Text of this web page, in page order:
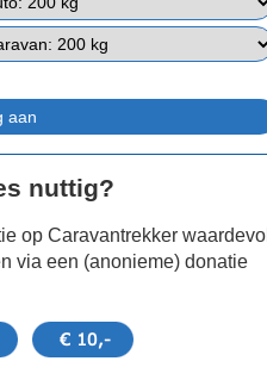
nuttig?
op Caravantrekker waardevol
via een (anonieme) donatie